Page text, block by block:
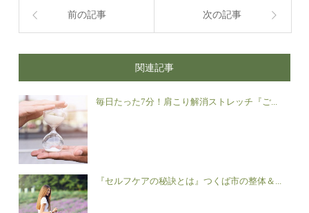
前の記事 次の記事
関連記事
毎日たった7分！肩こり解消ストレッチ『ご...
『セルフケアの秘訣とは』つくば市の整体＆...